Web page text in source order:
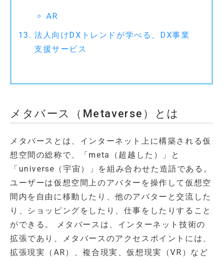
AR
法人向けDXトレンドが学べる、DX事業
支援サービス
メタバース（Metaverse）とは
メタバースとは、インターネット上に構築される仮
想空間の総称で、「meta（超越した）」と
「universe（宇宙）」を組み合わせた造語である。
ユーザーは仮想空間上のアバターを操作して仮想空
間内を自由に移動したり、他のアバターと交流した
り、ショッピングをしたり、仕事をしたりすること
ができる。 メタバースは、インターネット技術の
拡張であり、メタバースのアクセスポイントには、
拡張現実（AR）、複合現実、仮想現実（VR）など